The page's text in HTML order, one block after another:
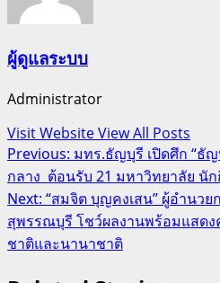
ผู้ดูแลระบบ
Administrator
Visit WebsiteView All Posts
Post
navigation
Previous: มทร.ธัญบุรี เปิดศึก “ธั
กลาง ต้อนรับ 21 มหาวิทยาลัย นั
Next: “สมจิต บุญคงเสน” ผู้อำนวย
สุพรรณบุรี โชว์ผลงานพร้อมแสด
ชาติและนานาชาติ